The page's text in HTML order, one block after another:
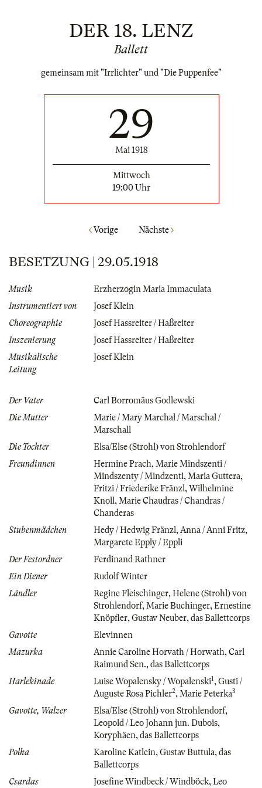
DER 18. LENZ
Ballett
gemeinsam mit "Irrlichter" und "Die Puppenfee"
29
Mai 1918
Mittwoch
19:00 Uhr
Vorige Nächste
BESETZUNG | 29.05.1918
Musik
Erzherzogin Maria Immaculata
Instrumentiert von
Josef Klein
Choreographie
Josef Hassreiter / Haßreiter
Inszenierung
Josef Hassreiter / Haßreiter
Musikalische
Leitung
Josef Klein
Der Vater
Carl Borromäus Godlewski
Die Mutter
Marie / Mary Marchal / Marschal /
Marschall
Die Tochter
Elsa/Else (Strohl) von Strohlendorf
Freundinnen
Hermine Prach, Marie Mindszenti /
Mindszenty / Mindzenti, Maria Guttera,
Fritzi / Friederike Fränzl , Wilhelmine
Knoll , Marie Chaudras / Chandras /
Chanderas
Stubenmädchen
Hedy / Hedwig Fränzl , Anna / Anni Fritz,
Margarete Epply / Eppli
Der Festordner
Ferdinand Rathner
Ein Diener
Rudolf Winter
Ländler
Regine Fleischinger, Helene (Strohl) von
Strohlendorf, Marie Buchinger, Ernestine
Knöpfler, Gustav Neuber, das Ballettcorps
Gavotte
Elevinnen
Mazurka
Annie Caroline Horvath / Horwath, Carl
Raimund Sen., das Ballettcorps
Harlekinade
Luise Wopalensky / Wopalenski1, Gusti /
Auguste Rosa Pichler2, Marie Peterka3
Gavotte, Walzer Elsa/Else (Strohl) von Strohlendorf,
Leopold / Leo Johann jun. Dubois,
Koryphäen, das Ballettcorps
Polka
Karoline Katlein, Gustav Buttula, das
Ballettcorps
Csardas
Josefine Windbeck / Windböck, Leo